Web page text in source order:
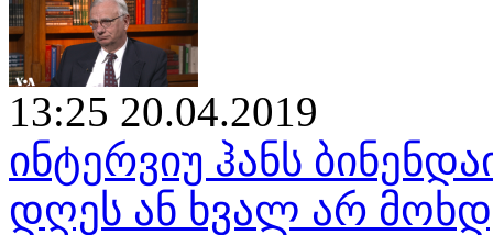
13:25 20.04.2019
ინტერვიუ ჰანს
დღეს ან ხვალ არ